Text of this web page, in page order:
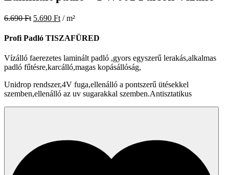
6.690Ft 5.690 Ft / m²
Profi Padló TISZAFÜRED
Vízálló faerezetes laminált padló ,gyors egyszerű lerakás,alkalmas
padló fűtésre,karcálló,magas kopásállóság,
Unidrop rendszer,4V fuga,ellenálló a pontszerű ütésekkel
szemben,ellenálló az uv sugarakkal szemben.Antisztatikus